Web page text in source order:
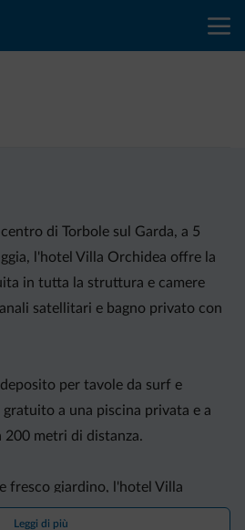
di Torbole sul Garda, a 5
l'hotel Villa Orchidea offre la
in tutta la struttura e camere
satellitari e bagno privato con
deposito per tavole da surf e
a una piscina privata e a
200 metri di distanza.
fresco giardino, l'hotel Villa
colazione a buffet servita
Leggi di più